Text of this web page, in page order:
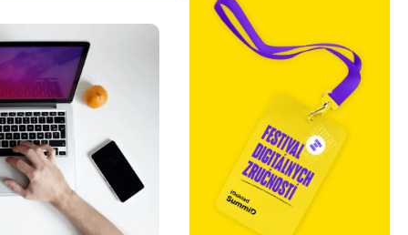
Pracujete v iDoklade a potrebujete poradiť?